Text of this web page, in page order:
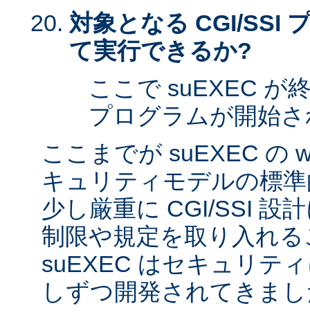
対象となる CGI/SSI
て実行できるか?
ここで suEXEC が
プログラムが開始
ここまでが suEXEC の
キュリティモデルの標
少し厳重に CGI/SSI 設
制限や規定を取り入れ
suEXEC はセキュリテ
しずつ開発されてきま